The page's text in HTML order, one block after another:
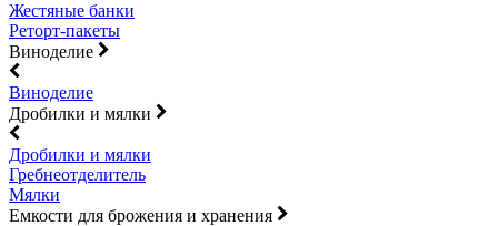
Жестяные банки
Реторт-пакеты
Виноделие
Виноделие
Дробилки и мялки
Дробилки и мялки
Гребнеотделитель
Мялки
Емкости для брожения и хранения